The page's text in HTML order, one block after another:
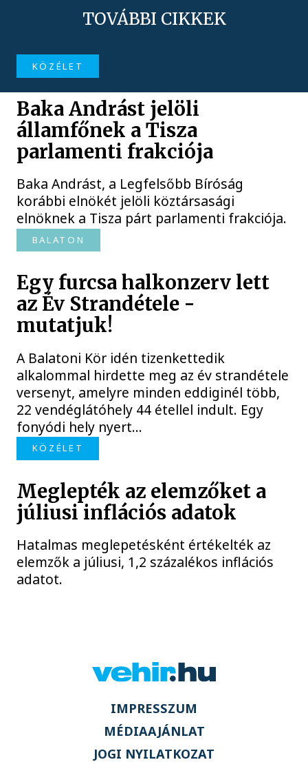
TOVÁBBI CIKKEK
KÖZÉLET
Baka Andrást jelöli
államfőnek a Tisza
parlamenti frakciója
Baka Andrást, a Legfelsőbb Bíróság
korábbi elnökét jelöli köztársasági
elnöknek a Tisza párt parlamenti frakciója.
BALATON
Egy furcsa halkonzerv lett
az Év Strandétele -
mutatjuk!
A Balatoni Kör idén tizenkettedik
alkalommal hirdette meg az év strandétele
versenyt, amelyre minden eddiginél több,
22 vendéglátóhely 44 étellel indult. Egy
fonyódi hely nyert...
KÖZÉLET
Meglepték az elemzőket a
júliusi inflációs adatok
Hatalmas meglepetésként értékelték az
elemzők a júliusi, 1,2 százalékos inflációs
adatot.
IMPRESSZUM
MÉDIAAJÁNLAT
JOGI NYILATKOZAT